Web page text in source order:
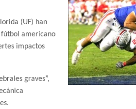
(UF) han
americano
impactos
graves”,